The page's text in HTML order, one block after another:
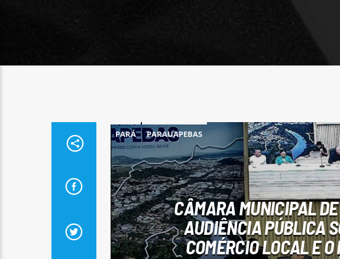
PARÁ PARAUAPEBAS
CÂMARA MUNICIPAL
AUDIÊNCIA PÚBLICA
COMÉRCIO LOCAL E